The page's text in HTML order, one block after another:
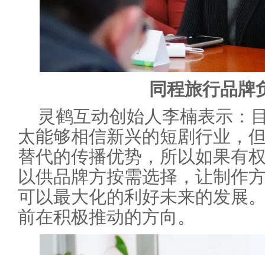
同程旅行品牌
灵鹤互动创始人李楠表示：
太能够相信新兴的短剧行业，
替代的传播优势，所以如果有
以供品牌方按需选择，让制作
可以最大化的利好未来的发展
前在积极推动的方向。